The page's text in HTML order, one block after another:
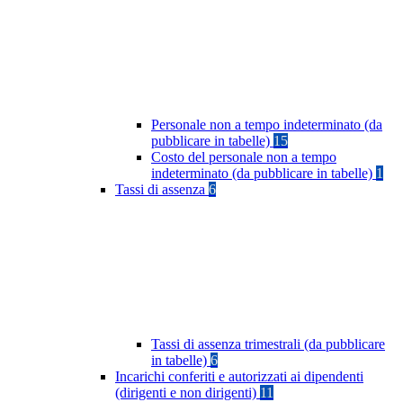
Personale non a tempo indeterminato (da
pubblicare in tabelle) 15
Costo del personale non a tempo
indeterminato (da pubblicare in tabelle) 1
Tassi di assenza 6
Tassi di assenza trimestrali (da pubblicare
in tabelle) 6
Incarichi conferiti e autorizzati ai dipendenti
(dirigenti e non dirigenti) 11